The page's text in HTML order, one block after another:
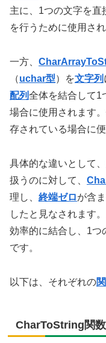
主に、1つの文字を直
を行うために使用され
一方、
（uchar型）を文字列
配列全体を結合して1
場合に使用されます。
存されている場合に便
具体的な違いとして、
扱うのに対して、
理し、 終端ゼロが含
したと見なされます
効率的に結合し、1つ
です。
以下は、それぞれの
CharToString関